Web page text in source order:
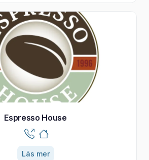
Espresso House
Läs mer